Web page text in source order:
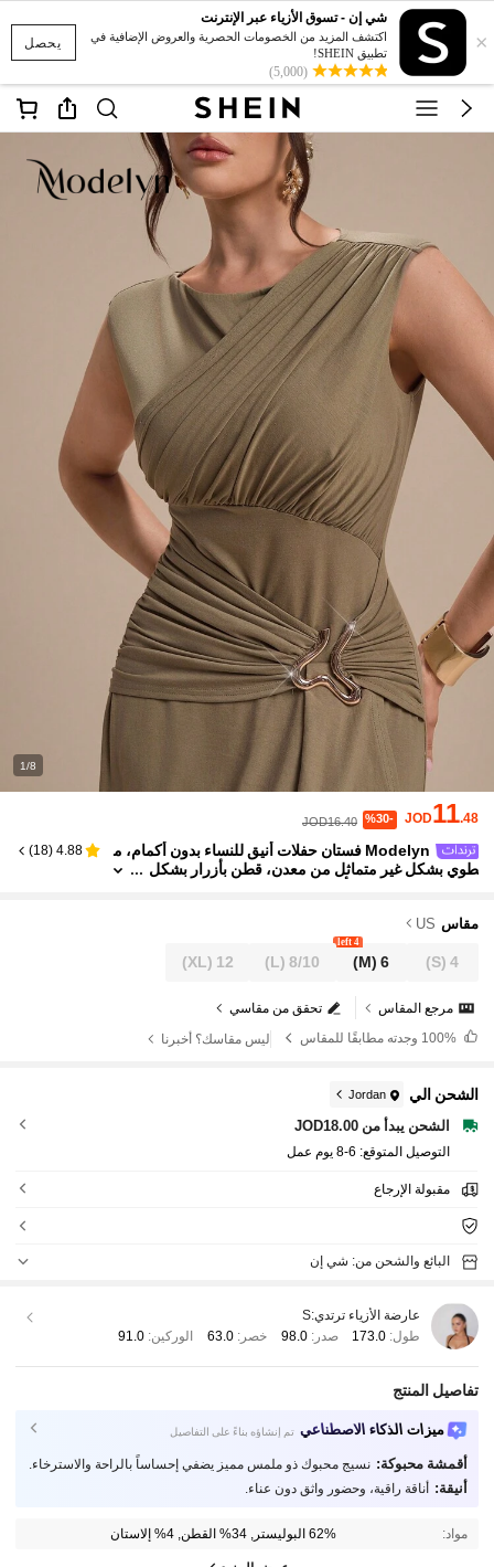
يحصل ×
شي إن - تسوق الأزياء عبر الإنترنت
اكتشف المزيد من الخصومات الحصرية والعروض الإضافية في
تطبيق SHEIN!
(5,000)
1/8
JOD11.48
%30-
JOD16.40
Modelyn فستان حفلات أنيق للنساء بدون أكمام، م
طوي بشكل غير متماثل من معدن، قطن بأزرار بشكل
4.88
(
18
)
مقاس US
4
(S)
6
(M)
4 left
8/10
(L)
12
(XL)
تحقق من مقاسي
مرجع المقاس
وجدته مطابقًا للمقاس ليس مقاسك؟ أخبرنا
الشحن الي Jordan
الشحن يبدأ من JOD18.00
التوصيل المتوقع: 6-8 يوم عمل
مقبولة الإرجاع
البائع والشحن من: شي إن
عارضة الأزياء ترتدي:S
طول: 173.0 صدر:98.0 خصر: 63.0 الوركين: 91.0
تفاصيل المنتج
ميزات الذكاء الاصطناعي تم إنشاؤه بناءً على التفاصيل
أقمشة محبوكة: نسيج محبوك ذو ملمس مميز يضفي إحساساً بالراحة والاسترخاء.
أنيقة: أناقة راقية، وحضور واثق دون عناء.
مواد: 62% البوليستر, 34% القطن, 4% إلاستان